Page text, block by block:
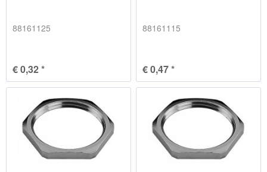
88161125
€ 0,32 *
88161115
€ 0,47 *